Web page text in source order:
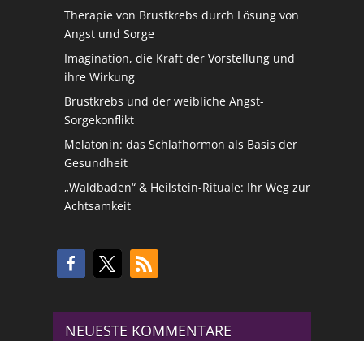
Therapie von Brustkrebs durch Lösung von
Angst und Sorge
Imagination, die Kraft der Vorstellung und
ihre Wirkung
Brustkrebs und der weibliche Angst-
Sorgekonflikt
Melatonin: das Schlafhormon als Basis der
Gesundheit
„Waldbaden“ & Heilstein-Rituale: Ihr Weg zur
Achtsamkeit
NEUESTE KOMMENTARE